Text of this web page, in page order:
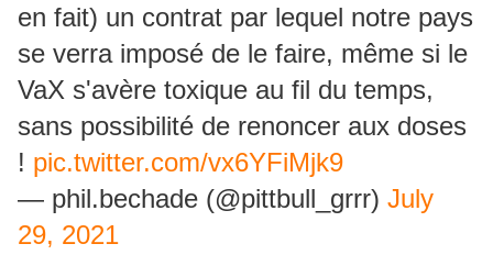
en fait) un contrat par lequel notre pays
se verra imposé de le faire, même si le
VaX s'avère toxique au fil du temps,
sans possibilité de renoncer aux doses
! pic.twitter.com/vx6YFiMjk9
— phil.bechade (@pittbull_grrr) July
29, 2021